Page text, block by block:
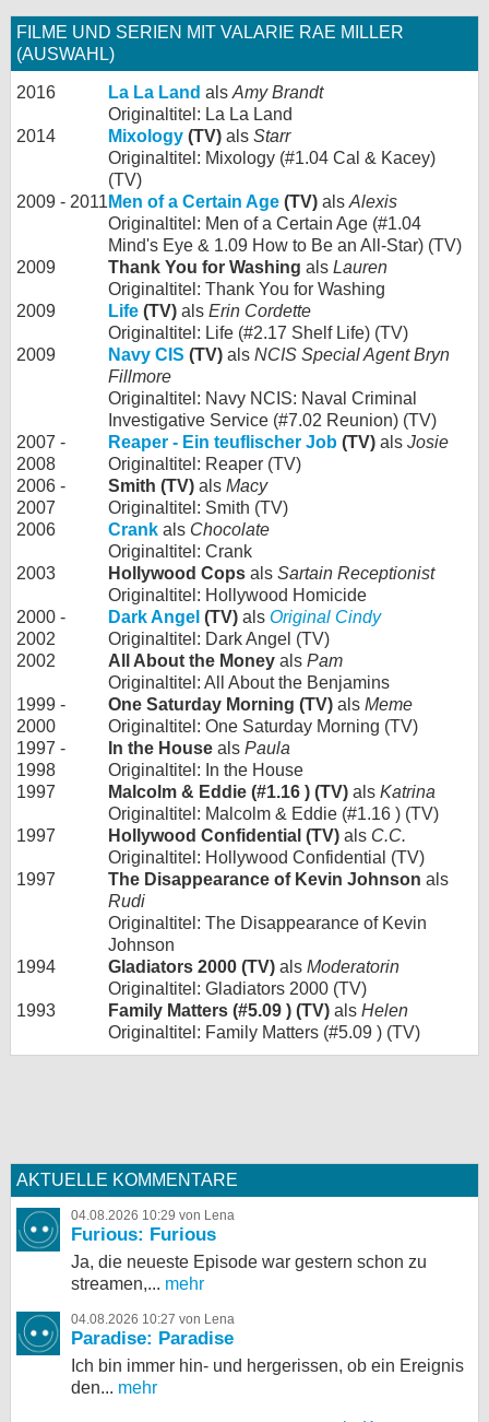
FILME UND SERIEN MIT VALARIE RAE MILLER
(AUSWAHL)
2016 La La Land als Amy Brandt
Originaltitel: La La Land
2014
Mixology (TV) als Starr
Originaltitel: Mixology (#1.04 Cal & Kacey)
(TV)
2009 - 2011 Men of a Certain Age (TV) als Alexis
Originaltitel: Men of a Certain Age (#1.04
Mind's Eye & 1.09 How to Be an All-Star) (TV)
2009
Thank You for Washing als Lauren
Originaltitel: Thank You for Washing
2009
Life (TV) als Erin Cordette
Originaltitel: Life (#2.17 Shelf Life) (TV)
2009
Navy CIS (TV) als NCIS Special Agent Bryn
Fillmore
Originaltitel: Navy NCIS: Naval Criminal
Investigative Service (#7.02 Reunion) (TV)
2007 -
2008
Reaper - Ein teuflischer Job (TV) als Josie
Originaltitel: Reaper (TV)
2006 -
2007
Smith (TV) als Macy
Originaltitel: Smith (TV)
2006
Crank als Chocolate
Originaltitel: Crank
2003
Hollywood Cops als Sartain Receptionist
Originaltitel: Hollywood Homicide
2000 -
2002
Dark Angel (TV) als Original Cindy
Originaltitel: Dark Angel (TV)
2002
All About the Money als Pam
Originaltitel: All About the Benjamins
1999 -
2000
One Saturday Morning (TV) als Meme
Originaltitel: One Saturday Morning (TV)
1997 -
1998
In the House als Paula
Originaltitel: In the House
1997
Malcolm & Eddie (#1.16 ) (TV) als Katrina
Originaltitel: Malcolm & Eddie (#1.16 ) (TV)
1997
Hollywood Confidential (TV) als C.C.
Originaltitel: Hollywood Confidential (TV)
1997
The Disappearance of Kevin Johnson als
Rudi
Originaltitel: The Disappearance of Kevin
Johnson
1994
Gladiators 2000 (TV) als Moderatorin
Originaltitel: Gladiators 2000 (TV)
1993
Family Matters (#5.09 ) (TV) als Helen
Originaltitel: Family Matters (#5.09 ) (TV)
AKTUELLE KOMMENTARE
04.08.2026 10:29 von Lena
Furious: Furious
Ja, die neueste Episode war gestern schon zu
streamen,... mehr
04.08.2026 10:27 von Lena
Paradise: Paradise
Ich bin immer hin- und hergerissen, ob ein Ereignis
den... mehr